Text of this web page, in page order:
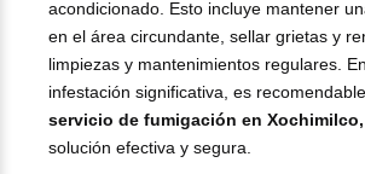
acondicionado. Esto incluye mantener
en el área circundante, sellar grietas y
limpiezas y mantenimientos regulares.
infestación significativa, es
servicio de fumigación en Xochimilco,
solución efectiva y segura.